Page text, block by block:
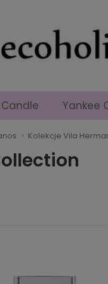
Yankee
Kolekcje Vila